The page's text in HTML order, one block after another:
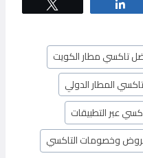
تاكسي مطار الكويت
تاكسي المطار الدولي
عبر التطبيقات
وخصومات التاكسي